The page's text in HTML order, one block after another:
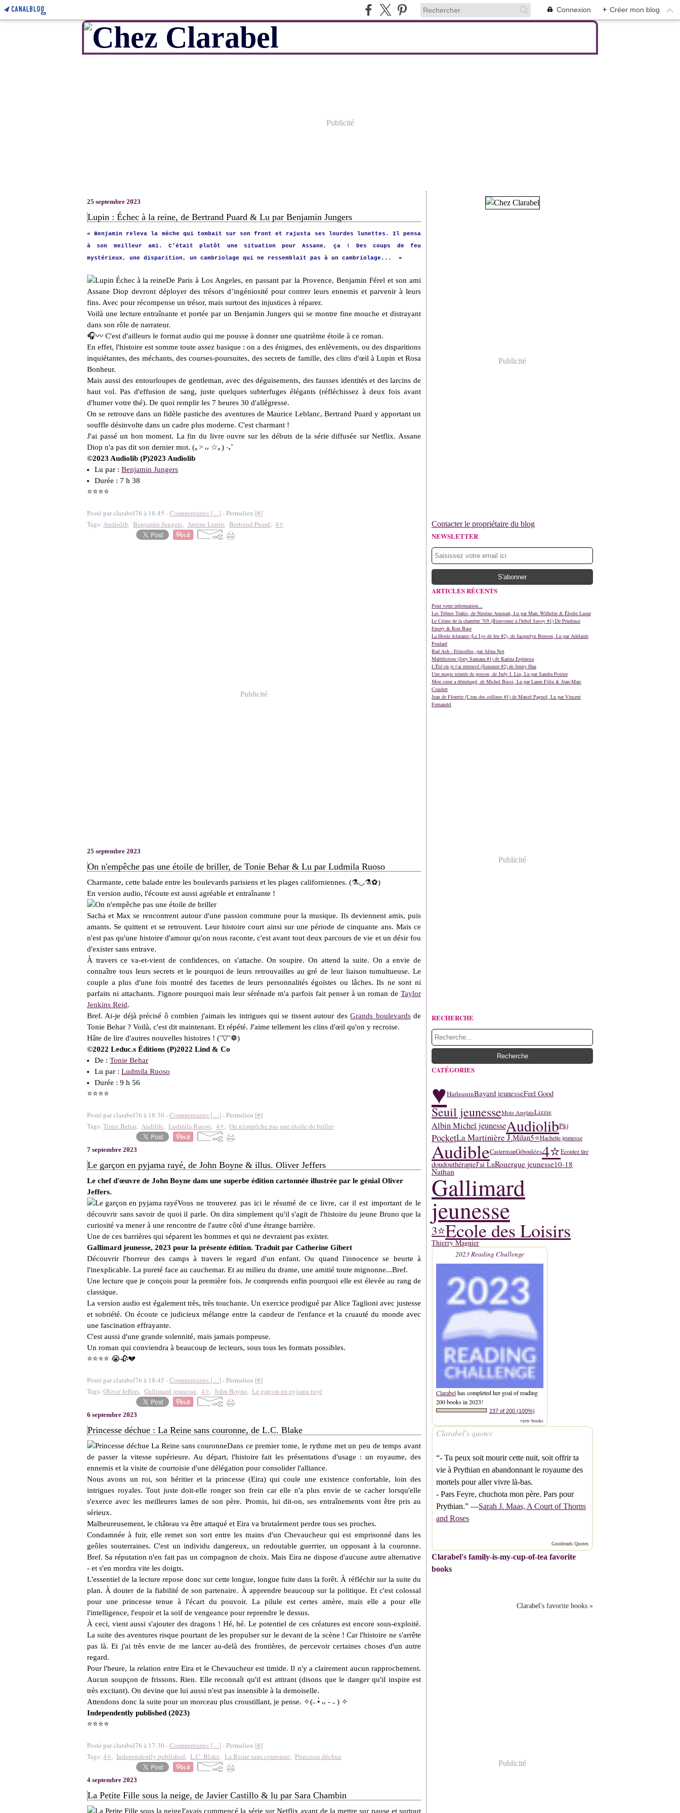
Connexion + Créer mon blog
Publicité
25 septembre 2023
Lupin : Échec à la reine, de Bertrand Puard & Lu par Benjamin Jungers
« Benjamin releva la mèche qui tombait sur son front et rajusta ses lourdes lunettes. Il pensa
à son meilleur ami. C’était plutôt une situation pour Assane, ça ! Des coups de feu
mystérieux, une disparition, un cambriolage qui ne ressemblait pas à un cambriolage... »
De Paris à Los Angeles, en passant par la Provence, Benjamin Férel et son ami
Assane Diop devront déployer des trésors d’ingéniosité pour contrer leurs ennemis et parvenir à leurs
fins. Avec pour récompense un trésor, mais surtout des injustices à réparer.
Voilà une lecture entraînante et portée par un Benjamin Jungers qui se montre fine mouche et distrayant
dans son rôle de narrateur.
🎧〰️ C'est d'ailleurs le format audio qui me pousse à donner une quatrième étoile à ce roman.
En effet, l'histoire est somme toute assez basique : on a des énigmes, des enlèvements, ou des disparitions
inquiétantes, des méchants, des courses-poursuites, des secrets de famille, des clins d'œil à Lupin et Rosa
Bonheur.
Mais aussi des entourloupes de gentleman, avec des déguisements, des fausses identités et des larcins de
haut vol. Pas d'effusion de sang, juste quelques subterfuges élégants (réfléchissez à deux fois avant
d'humer votre thé). De quoi remplir les 7 heures 30 d'allégresse.
On se retrouve dans un fidèle pastiche des aventures de Maurice Leblanc, Bertrand Puard y apportant un
souffle désinvolte dans un cadre plus moderne. C'est charmant !
J'ai passé un bon moment. La fin du livre ouvre sur les débuts de la série diffusée sur Netflix. Assane
Diop n'a pas dit son dernier mot. (｡> ᴗ ☆｡) ‧₊˚
©2023 Audiolib (P)2023 Audiolib
Lu par : Benjamin Jungers
Durée : 7 h 38
⭐⭐⭐⭐
Posté par clarabel76 à 18:45 -Commentaires […] - Permalien [#]
Tags: Audiolib, Benjamin Jungers, Arsène Lupin, Bertrand Puard, 4⭐
Publicité
25 septembre 2023
On n'empêche pas une étoile de briller, de Tonie Behar & Lu par Ludmila Ruoso
Charmante, cette balade entre les boulevards parisiens et les plages californiennes. (⚗◡⚗✿)
En version audio, l'écoute est aussi agréable et entraînante !
Sacha et Max se rencontrent autour d'une passion commune pour la musique. Ils deviennent amis, puis
amants. Se quittent et se retrouvent. Leur histoire court ainsi sur une période de cinquante ans. Mais ce
n'est pas qu'une histoire d'amour qu'on nous raconte, c'est avant tout deux parcours de vie et un désir fou
d'exister sans entrave.
À travers ce va-et-vient de confidences, on s'attache. On soupire. On attend la suite. On a envie de
connaître tous leurs secrets et le pourquoi de leurs retrouvailles au gré de leur liaison tumultueuse. Le
couple a plus d'une fois montré des facettes de leurs personnalités égoïstes ou lâches. Ils ne sont ni
parfaits ni attachants. J'ignore pourquoi mais leur sérénade m'a parfois fait penser à un roman de Taylor
Jenkins Reid.
Bref. Ai-je déjà précisé ô combien j'aimais les intrigues qui se tissent autour desGrands boulevardsde
Tonie Behar ? Voilà, c'est dit maintenant. Et répété. J'aime tellement les clins d'œil qu'on y recroise.
Hâte de lire d'autres nouvelles histoires ! (˘▽˘❁)
©2022 Leduc.s Éditions (P)2022 Lind & Co
De : Tonie Behar
Lu par : Ludmila Ruoso
Durée : 9 h 56
⭐⭐⭐⭐
Posté par clarabel76 à 18:30 -Commentaires […] - Permalien [#]
Tags: Tonie Behar, Audible, Ludmila Ruoso, 4⭐, On n'empêche pas une étoile de briller
7 septembre 2023
Le garçon en pyjama rayé, de John Boyne & illus. Oliver Jeffers
Le chef d'œuvre de John Boyne dans une superbe édition cartonnée illustrée par le génial Oliver
Jeffers.
Vous ne trouverez pas ici le résumé de ce livre, car il est important de le
découvrir sans savoir de quoi il parle. On dira simplement qu'il s'agit de l'histoire du jeune Bruno que la
curiosité va mener à une rencontre de l'autre côté d'une étrange barrière.
Une de ces barrières qui séparent les hommes et qui ne devraient pas exister.
Gallimard jeunesse, 2023 pour la présente édition. Traduit par Catherine Gibert
Découvrir l'horreur des camps à travers le regard d'un enfant. Ou quand l'innocence se heurte à
l'inexplicable. La pureté face au cauchemar. Et au milieu du drame, une amitié toute mignonne...Bref.
Une lecture que je conçois pour la première fois. Je comprends enfin pourquoi elle est élevée au rang de
classique.
La version audio est également très, très touchante. Un exercice prodigué par Alice Taglioni avec justesse
et sobriété. On écoute ce judicieux mélange entre la candeur de l'enfance et la cruauté du monde avec
une fascination effrayante.
C'est aussi d'une grande solennité, mais jamais pompeuse.
Un roman qui conviendra à beaucoup de lecteurs, sous tous les formats possibles.
⭐⭐⭐⭐ 😭🥀💔
Posté par clarabel76 à 18:45 -Commentaires […] - Permalien [#]
Tags: Oliver Jeffers, Gallimard jeunesse, 4⭐, John Boyne, Le garçon en pyjama rayé
6 septembre 2023
Princesse déchue : La Reine sans couronne, de L.C. Blake
Dans ce premier tome, le rythme met un peu de temps avant
de passer la vitesse supérieure. Au départ, l'histoire fait les présentations d'usage : un royaume, des
ennemis et la visite de courtoisie d'une délégation pour consolider l'alliance.
Nous avons un roi, son héritier et la princesse (Eira) qui coule une existence confortable, loin des
intrigues royales.Tout juste doit-elle ronger son frein car elle n'a plus envie de se cacher lorsqu'elle
s'exerce avec les meilleures lames de son père. Promis, lui dit-on, ses entraînements vont être pris au
sérieux.
Malheureusement, le château va être attaqué et Eira va brutalement perdre tous ses proches.
Condamnée à fuir, elle remet son sort entre les mains d'un Chevaucheur qui est emprisonné dans les
geôles souterraines. C'est un individu dangereux, un redoutable guerrier, un opposant à la couronne.
Bref. Sa réputation n'en fait pas un compagnon de choix. Mais Eira ne dispose d'aucune autre alternative
- et s'en mordra vite les doigts.
L'essentiel de la lecture repose donc sur cette longue, longue fuite dans la forêt. À réfléchir sur la suite du
plan. À douter de la fiabilité de son partenaire. À apprendre beaucoup sur la politique. Et c'est colossal
pour une princesse tenue à l'écart du pouvoir. La pilule est certes amère, mais elle a pour elle
l'intelligence, l'espoir et la soif de vengeance pour reprendre le dessus.
À ceci, vient aussi s'ajouter des dragons ! Hé, hé. Le potentiel de ces créatures est encore sous-exploité.
La suite des aventures risque pourtant de les propulser sur le devant de la scène ! Car l'histoire ne s'arrête
pas là. Et j'ai très envie de me lancer au-delà des frontières, de percevoir certaines choses d'un autre
regard.
Pour l'heure, la relation entre Eira et le Chevaucheur est timide. Il n'y a clairement aucun rapprochement.
Aucun soupçon de frissons. Rien. Elle reconnaît qu'il est attirant (disons que le danger qu'il inspire est
très excitant). On devine que lui aussi n'est pas insensible à la demoiselle.
Attendons donc la suite pour un morceau plus croustillant, je pense. ✧(˵ •̀ ᴗ - ˵ ) ✧
Independently published (2023)
⭐⭐⭐⭐
Posté par clarabel76 à 17:30 -Commentaires […] - Permalien [#]
Tags: 4⭐, Independently published, L.C. Blake, La Reine sans couronne, Princesse déchue
4 septembre 2023
La Petite Fille sous la neige, de Javier Castillo & lu par Sara Chambin
J'avais commencé la série sur Netflix avant de la mettre sur pause et surtout
Publicité
Contacter le propriétaire du blog
NEWSLETTER
ARTICLES RÉCENTS
Pour votre information...
Les Trônes Trahis, de Nesrine Ammari, Lu par Marc Wilhelm & Élodie Lasne
Le Crime de la chambre 705 (Bienvenue à l'hôtel Savoy #1) De Prudence
Emery & Ron Base
La Houle éclatante (Le Lys de feu #2), de Jacquelyn Benson, Lu par Adelaide
Poulard
Bad Ash - Etincelles, par Alina Not
Malédiction (Joey Santana #1) de Karina Espinosa
L'Été où je t'ai retrouvé (Summer #2) de Jenny Han
Une magie teintée de poison, de Judy I. Lin, Lu par Sandra Poirier
Mon cœur a déménagé, de Michel Bussi, Lu par Laure Filiu & Jean-Marc
Coudert
Jean de Florette (L'eau des collines #1) de Marcel Pagnol, Lu par Vincent
Fernandel
Publicité
RECHERCHE
CATÉGORIES
♥HarlequinBayard jeunesseFeel Good
Seuil jeunesseMois AnglaisLizzie
Albin Michel jeunesseAudiolibPkj
PocketLa Martinière J.Milan5⭐Hachette jeunesse
AudibleCastermanGiboulées4⭐Ecoutez lire
doudouthérapieJ'ai LuRouergue jeunesse10-18
Nathan
Gallimard
jeunesse
3⭐Ecole des Loisirs
Thierry Magnier
2023 Reading Challenge
Clarabelhas completed her goal of reading
200 books in 2023!
237 of 200 (100%)
view books
Clarabel’s quotes
“- Tu peux soit mourir cette nuit, soit offrir ta
vie à Prythian en abandonnant le royaume des
mortels pour aller vivre là-bas.
- Pars Feyre, chuchota mon père. Pars pour
Prythian.” —Sarah J. Maas, A Court of Thorns
and Roses
Goodreads Quotes
Clarabel's family-is-my-cup-of-tea favorite
books
Clarabel's favorite books »
Publicité